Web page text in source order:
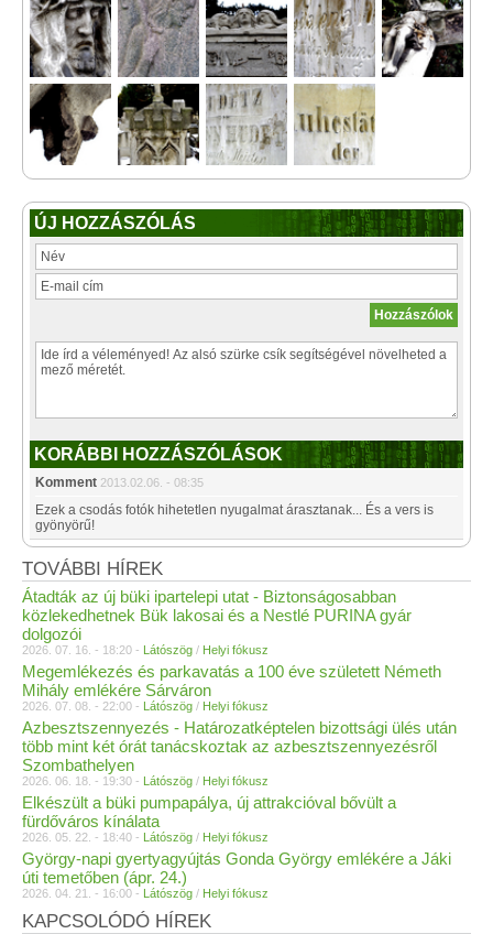
ÚJ HOZZÁSZÓLÁS
KORÁBBI HOZZÁSZÓLÁSOK
Komment 2013.02.06. - 08:35
Ezek a csodás fotók hihetetlen nyugalmat árasztanak... És a vers is
gyönyörű!
TOVÁBBI HÍREK
Átadták az új büki ipartelepi utat - Biztonságosabban
közlekedhetnek Bük lakosai és a Nestlé PURINA gyár
dolgozói
2026. 07. 16. - 18:20 - Látószög / Helyi fókusz
Megemlékezés és parkavatás a 100 éve született Németh
Mihály emlékére Sárváron
2026. 07. 08. - 22:00 - Látószög / Helyi fókusz
Azbesztszennyezés - Határozatképtelen bizottsági ülés után
több mint két órát tanácskoztak az azbesztszennyezésről
Szombathelyen
2026. 06. 18. - 19:30 - Látószög / Helyi fókusz
Elkészült a büki pumpapálya, új attrakcióval bővült a
fürdőváros kínálata
2026. 05. 22. - 18:40 - Látószög / Helyi fókusz
György-napi gyertyagyújtás Gonda György emlékére a Jáki
úti temetőben (ápr. 24.)
2026. 04. 21. - 16:00 - Látószög / Helyi fókusz
KAPCSOLÓDÓ HÍREK